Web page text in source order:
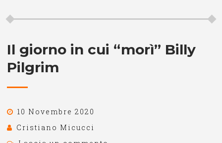
Il giorno in cui “morì” Billy
Pilgrim
10 Novembre 2020
Cristiano Micucci